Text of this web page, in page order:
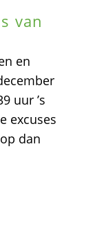
van
en
uur ’s
excuses
dan